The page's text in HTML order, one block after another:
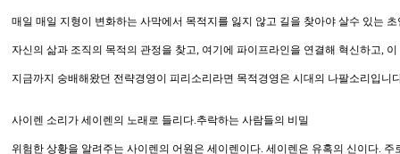
매일 매일 지형이 변화하는 사막에서 목적지를 잃지 않고 길을 찾아야 살수 있는
자신의 삶과 조직의 목적의 관정을 찾고, 여기에 파이프라인을 연결해 혁신하고,
지금까지 숭배해왔던 전략경영이 피리소리라면 목적경영은 시대의 나팔소리입니
사이렌 소리가 세이렌의 노래로 들리다.추락하는 사람들의 비밀
위험한 상황을 알려주는 사이렌의 어원은 세이렌이다. 세이렌은 유혹의 신이다.